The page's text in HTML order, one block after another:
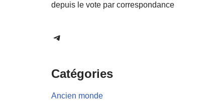
depuis le vote par correspondance
Catégories
Ancien monde